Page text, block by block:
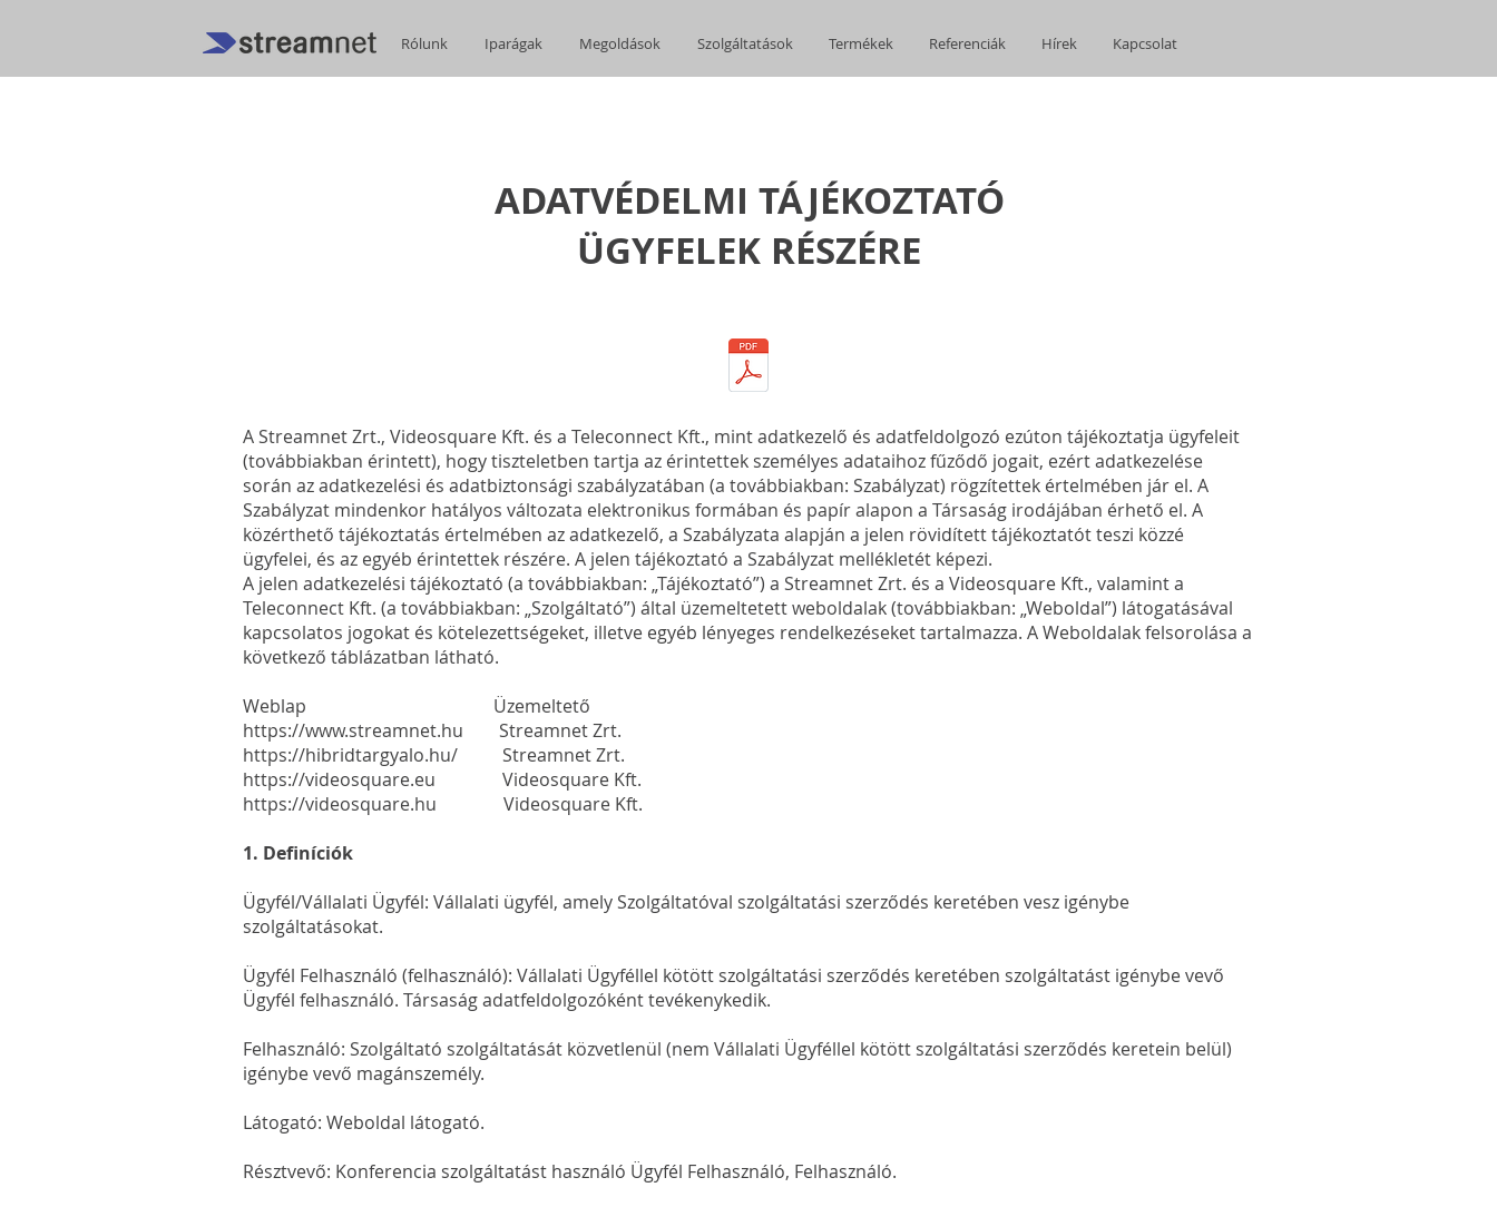
Rólunk Iparágak Megoldások Szolgáltatások Termékek Referenciák Hírek Kapcsolat
ADATVÉDELMI TÁJÉKOZTATÓ
ÜGYFELEK RÉSZÉRE
A Streamnet Zrt., Videosquare Kft. és a Teleconnect Kft., mint adatkezelő és adatfeldolgozó ezúton tájékoztatja ügyfeleit
(továbbiakban érintett), hogy tiszteletben tartja az érintettek személyes adataihoz fűződő jogait, ezért adatkezelése
során az adatkezelési és adatbiztonsági szabályzatában (a továbbiakban: Szabályzat) rögzítettek értelmében jár el. A
Szabályzat mindenkor hatályos változata elektronikus formában és papír alapon a Társaság irodájában érhető el. A
közérthető tájékoztatás értelmében az adatkezelő, a Szabályzata alapján a jelen rövidített tájékoztatót teszi közzé
ügyfelei, és az egyéb érintettek részére. A jelen tájékoztató a Szabályzat mellékletét képezi.
A jelen adatkezelési tájékoztató (a továbbiakban: „Tájékoztató”) a Streamnet Zrt. és a Videosquare Kft., valamint a
Teleconnect Kft. (a továbbiakban: „Szolgáltató”) által üzemeltetett weboldalak (továbbiakban: „Weboldal”) látogatásával
kapcsolatos jogokat és kötelezettségeket, illetve egyéb lényeges rendelkezéseket tartalmazza. A Weboldalak felsorolása a
következő táblázatban látható.
Weblap Üzemeltető
https://www.streamnet.hu Streamnet Zrt.
https://hibridtargyalo.hu/ Streamnet Zrt.
https://videosquare.eu Videosquare Kft.
https://videosquare.hu Videosquare Kft.
1. Definíciók
Ügyfél/Vállalati Ügyfél: Vállalati ügyfél, amely Szolgáltatóval szolgáltatási szerződés keretében vesz igénybe
szolgáltatásokat.
Ügyfél Felhasználó (felhasználó): Vállalati Ügyféllel kötött szolgáltatási szerződés keretében szolgáltatást igénybe vevő
Ügyfél felhasználó. Társaság adatfeldolgozóként tevékenykedik.
Felhasználó: Szolgáltató szolgáltatását közvetlenül (nem Vállalati Ügyféllel kötött szolgáltatási szerződés keretein belül)
igénybe vevő magánszemély.
Látogató: Weboldal látogató.
Résztvevő: Konferencia szolgáltatást használó Ügyfél Felhasználó, Felhasználó.